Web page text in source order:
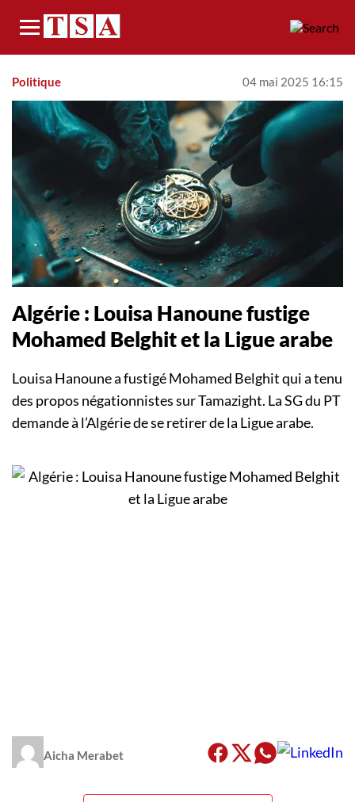
Menu
Politique 04 mai 2025 16:15
Algérie : Louisa Hanoune fustige
Mohamed Belghit et la Ligue arabe
Louisa Hanoune a fustigé Mohamed Belghit qui a tenu
des propos négationnistes sur Tamazight. La SG du PT
demande à l’Algérie de se retirer de la Ligue arabe.
Aicha Merabet